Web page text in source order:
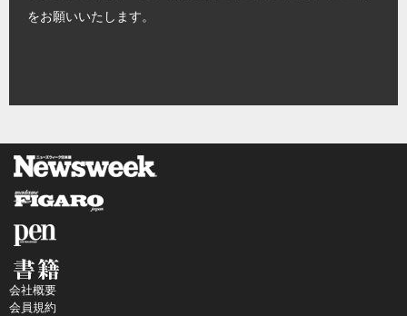
をお願いいたします。
会社概要
会員規約